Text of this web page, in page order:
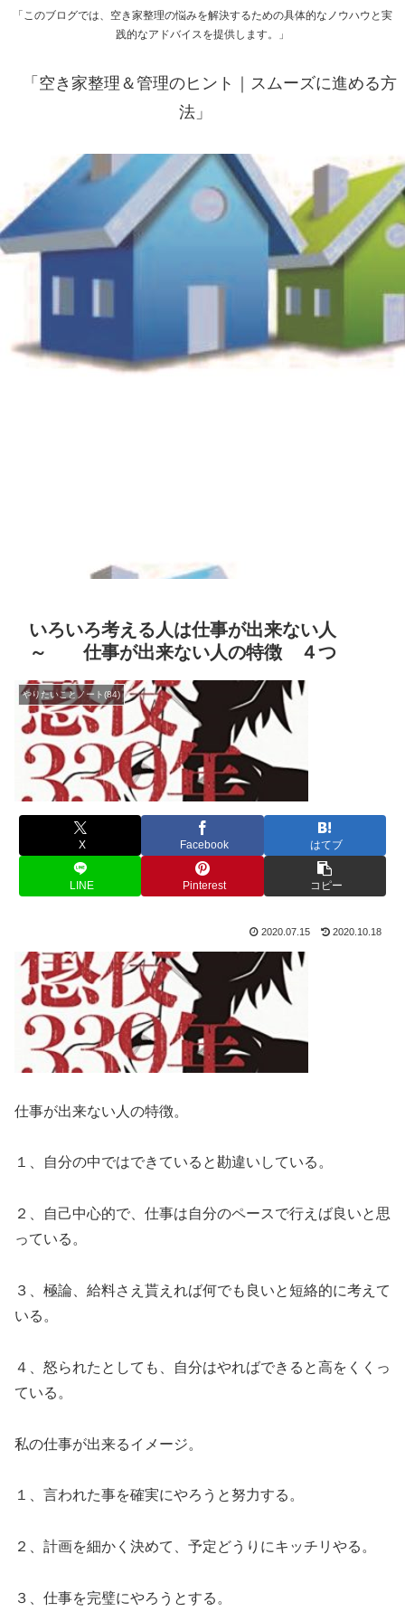
「このブログでは、空き家整理の悩みを解決するための具体的なノウハウと実
践的なアドバイスを提供します。」
「空き家整理＆管理のヒント｜スムーズに進める方
法」
いろいろ考える人は仕事が出来ない人
～ 仕事が出来ない人の特徴 ４つ
やりたいことノート(84)
X Facebook はてブ
LINE Pinterest コピー
2020.07.15 2020.10.18
仕事が出来ない人の特徴。
１、自分の中ではできていると勘違いしている。
２、自己中心的で、仕事は自分のペースで行えば良いと思
っている。
３、極論、給料さえ貰えれば何でも良いと短絡的に考えて
いる。
４、怒られたとしても、自分はやればできると高をくくっ
ている。
私の仕事が出来るイメージ。
１、言われた事を確実にやろうと努力する。
２、計画を細かく決めて、予定どうりにキッチリやる。
３、仕事を完璧にやろうとする。